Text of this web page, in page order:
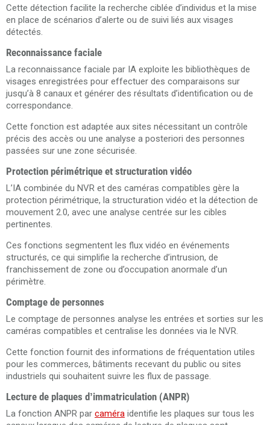
Cette détection facilite la recherche ciblée d’individus et la mise
en place de scénarios d’alerte ou de suivi liés aux visages
détectés.
Reconnaissance faciale
La reconnaissance faciale par IA exploite les bibliothèques de
visages enregistrées pour effectuer des comparaisons sur
jusqu’à 8 canaux et générer des résultats d’identification ou de
correspondance.
Cette fonction est adaptée aux sites nécessitant un contrôle
précis des accès ou une analyse a posteriori des personnes
passées sur une zone sécurisée.
Protection périmétrique et structuration vidéo
L’IA combinée du NVR et des caméras compatibles gère la
protection périmétrique, la structuration vidéo et la détection de
mouvement 2.0, avec une analyse centrée sur les cibles
pertinentes.
Ces fonctions segmentent les flux vidéo en événements
structurés, ce qui simplifie la recherche d’intrusion, de
franchissement de zone ou d’occupation anormale d’un
périmètre.
Comptage de personnes
Le comptage de personnes analyse les entrées et sorties sur les
caméras compatibles et centralise les données via le NVR.
Cette fonction fournit des informations de fréquentation utiles
pour les commerces, bâtiments recevant du public ou sites
industriels qui souhaitent suivre les flux de passage.
Lecture de plaques d’immatriculation (ANPR)
La fonction ANPR par caméra identifie les plaques sur tous les